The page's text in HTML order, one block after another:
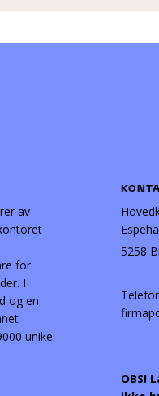
av
for
I
og en
unike
5258
OBS!